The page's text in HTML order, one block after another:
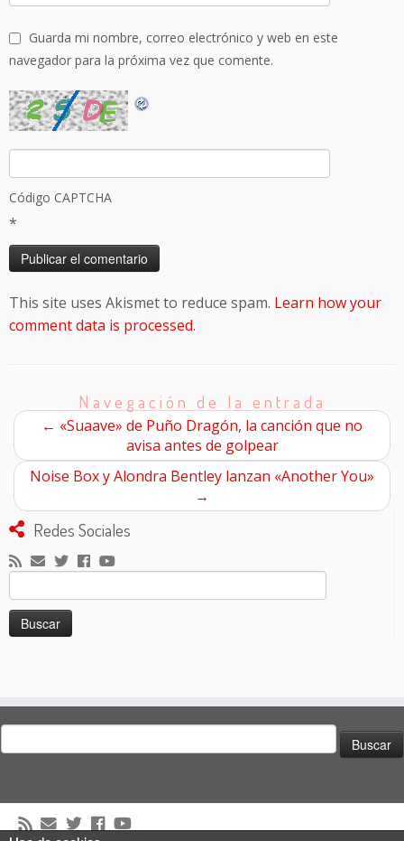
Guarda mi nombre, correo electrónico y web en este
navegador para la próxima vez que comente.
Código CAPTCHA
*
This site uses Akismet to reduce spam. Learn how your
comment data is processed.
Navegación de la entrada
← «Suaave» de Puño Dragón, la canción que no
avisa antes de golpear
Noise Box y Alondra Bentley lanzan «Another You»
→
Redes Sociales
Buscar:
Buscar: